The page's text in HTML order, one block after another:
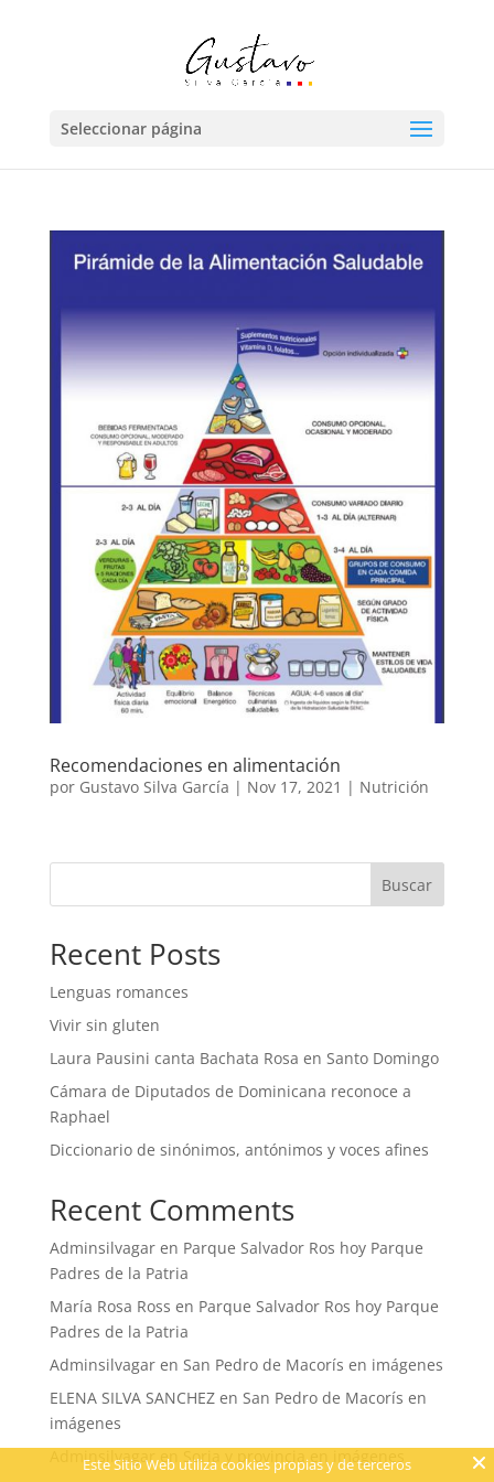
Seleccionar página
Recomendaciones en alimentación
por Gustavo Silva García | Nov 17, 2021 | Nutrición
Buscar
Recent Posts
Lenguas romances
Vivir sin gluten
Laura Pausini canta Bachata Rosa en Santo Domingo
Cámara de Diputados de Dominicana reconoce a
Raphael
Diccionario de sinónimos, antónimos y voces afines
Recent Comments
Adminsilvagaren Parque Salvador Ros hoy Parque
Padres de la Patria
María Rosa Ross en Parque Salvador Ros hoy Parque
Padres de la Patria
Adminsilvagaren San Pedro de Macorís en imágenes
ELENA SILVA SANCHEZen San Pedro de Macorís en
imágenes
Adminsilvagaren Soria y provincia en imágenes
Este Sitio Web utiliza cookies propias y de terceros